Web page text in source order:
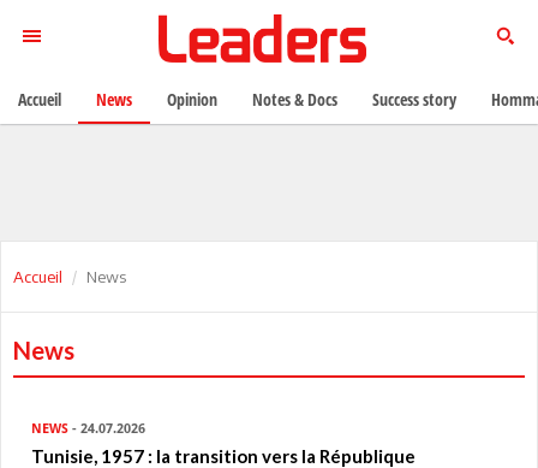
Accueil News
News
NEWS - 24.07.2026
Tunisie, 1957 : la transition vers la République
Accueil News Opinion Notes & Docs Success story